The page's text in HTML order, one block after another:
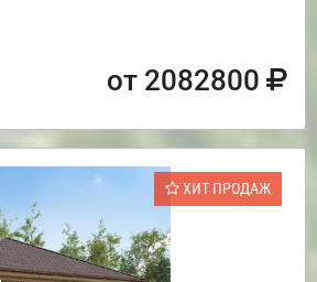
от 2082800
ХИТ ПРОДАЖ